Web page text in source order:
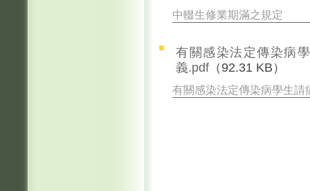
中輟生修業期滿之規定
有關感染法定傳染病
義.pdf （92.31 KB）
有關感染法定傳染病學生